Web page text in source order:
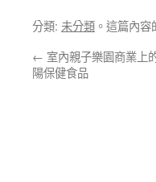
分類: 未分類 。這篇內容
← 室內親子樂園商業上
陽保健食品